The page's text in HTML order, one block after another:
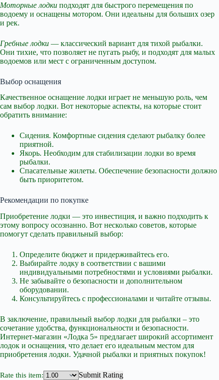
Моторные лодки подходят для быстрого перемещения по
водоему и оснащены мотором. Они идеальны для больших озер
и рек.
Гребные лодки — классический вариант для тихой рыбалки.
Они тихие, что позволяет не пугать рыбу, и подходят для малых
водоемов или мест с ограниченным доступом.
Выбор оснащения
Качественное оснащение лодки играет не меньшую роль, чем
сам выбор лодки. Вот некоторые аспекты, на которые стоит
обратить внимание:
Сидения. Комфортные сидения сделают рыбалку более
приятной.
Якорь. Необходим для стабилизации лодки во время
рыбалки.
Спасательные жилеты. Обеспечение безопасности должно
быть приоритетом.
Рекомендации по покупке
Приобретение лодки — это инвестиция, и важно подходить к
этому вопросу осознанно. Вот несколько советов, которые
помогут сделать правильный выбор:
Определите бюджет и придерживайтесь его.
Выбирайте лодку в соответствии с вашими
индивидуальными потребностями и условиями рыбалки.
Не забывайте о безопасности и дополнительном
оборудовании.
Консультируйтесь с профессионалами и читайте отзывы.
В заключение, правильный выбор лодки для рыбалки – это
сочетание удобства, функциональности и безопасности.
Интернет-магазин «Лодка 5» предлагает широкий ассортимент
лодок и оснащения, что делает его идеальным местом для
приобретения лодки. Удачной рыбалки и приятных покупок!
Rate this item:
Submit Rating